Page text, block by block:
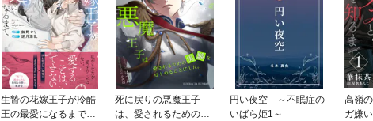
生贄の花嫁王子が冷酷
王の最愛になるまで
死に戻りの悪魔王子
は、愛されるための実
円い夜空 ～不眠症の
いばら姫1～
高嶺
ガ嫌